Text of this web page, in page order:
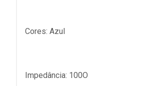
Cores: Azul
Impedância: 100O